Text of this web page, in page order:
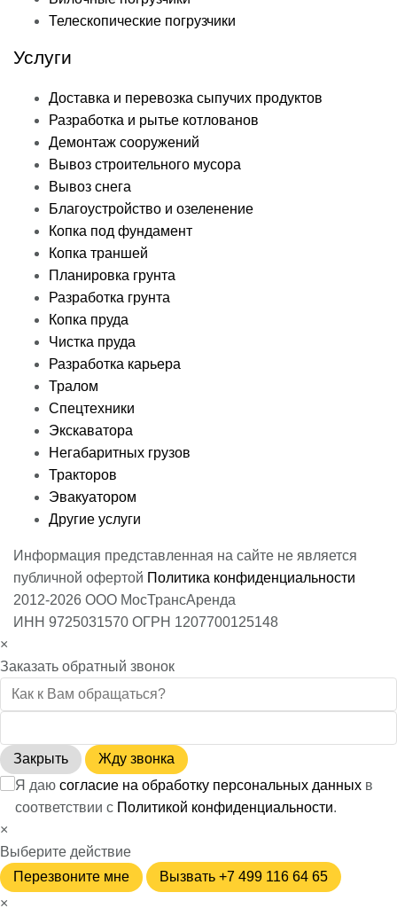
Телескопические погрузчики
Услуги
Доставка и перевозка сыпучих продуктов
Разработка и рытье котлованов
Демонтаж сооружений
Вывоз строительного мусора
Вывоз снега
Благоустройство и озеленение
Копка под фундамент
Копка траншей
Планировка грунта
Разработка грунта
Копка пруда
Чистка пруда
Разработка карьера
Тралом
Спецтехники
Экскаватора
Негабаритных грузов
Тракторов
Эвакуатором
Другие услуги
Информация представленная на сайте не является
публичной офертой Политика конфиденциальности
2012-2026 ООО МосТрансАренда
ИНН 9725031570 ОГРН 1207700125148
×
Заказать обратный звонок
Закрыть
Жду звонка
Я даю согласие на обработку персональных данных в
соответствии с Политикой конфиденциальности.
×
Выберите действие
Перезвоните мне
Вызвать +7 499 116 64 65
×